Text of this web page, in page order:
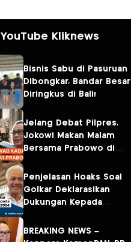
YouTube Kliknews
Bisnis Sabu di Pasuruan
Dibongkar, Bandar Besar
Diringkus di Bali!
Jelang Debat Pilpres,
Jokowi Makan Malam
Bersama Prabowo di
Penjelasan Hoaks Soal
Golkar Deklarasikan
Dukungan Kepada
Pilpres 2024
BREAKING NEWS –